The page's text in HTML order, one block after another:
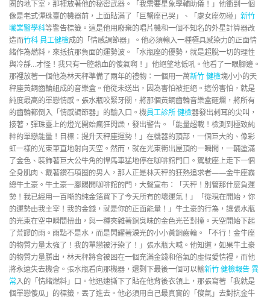
圈的地下室，那裡放著他的秘密武器。「我需要星象學輔助儀！」他衝到一個
像是老式彈珠臺的機器前，上面貼滿了「巨蟹座已哭」、「處女座勿碰」 新竹
職業醫學科等警告標籤。這是他用廢棄的唱片機和一個不知名的外星計算器改
造而竹科 員工健檢成的「情感調節器」。他必須輸入一種極具感染力的正面情
緒作為燃料，來抵抗那負面的運勢波。「水瓶座的優勢，就是超脫一切的理性
與冷靜…才怪！我只有一腔熱血的傻氣啊！」他絕望地低吼。他看了一眼腳邊。
那裡放著一個他為林天秤準備了兩年的禮物：一個用一萬新竹 健檢塊小小的天
秤座黃銅齒輪組成的音樂盒。他從未送出，因為害怕被拒絕。這份害怕，就是
純度最高的單戀情感。張水瓶咬緊牙關，將那個黃銅齒輪音樂盒砸爛，將所有
的齒輪都倒入「情感調節器」的輸入口。機員工診所 健檢器發出刺耳的尖叫，
接著，彈珠臺上的燈光開始瘋狂閃爍，發出警告。「能量超載！檢測到極致純
粹的單戀能量！目標：提升天秤座運勢！」在機器的頂部，一個巨大的、像彩
虹一樣的光束筆直地射向天空。然而，就在光束衝出屋頂的一瞬間，一輛塗滿
了金色、裝飾著巨大公牛角的悍馬車猛地停在咖啡館門口。駕駛座上走下一個
全身肌肉、戴著鑽石項圈的男人，那人正是林天秤的狂熱追求者——金牛座霸
總牛土豪。牛土豪一腳踢開咖啡館的門，大聲宣布：「天秤！別管那什麼負運
勢！我已經用一百噸的純金箔買下了今天所有的壞運氣！」「從現在開始，你
的運勢由我主宰！我的金錢，就是你的正面能量！」牛土豪的行為，讓張水瓶
的光束在空中瞬間扭曲，與一種夾雜著銅臭味的金色光芒對撞。天空開始下起
了荒謬的雨。雨點不是水，而是閃耀著淚光的小小黃銅齒輪。「不行！金牛座
的物質力量太強了！我的單戀被汙染了！」張水瓶大喊。他知道，如果牛土豪
的物質力量勝出，林天秤將會被困在一個充滿金錢和俗氣的虛假愛情裡，而他
將永遠失去機會。張水瓶看向那機器，還剩下最後一個可以輸新竹 健檢報告 異
常入的「情緒燃料」口。他迅速撕下了貼在他背後衣領上，那張寫著「我就是
個單戀傻瓜」的標籤，丟了進去。他必須用自己最真實的「傻氣」去對抗金牛